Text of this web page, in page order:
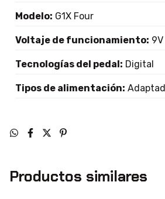
Modelo: G1X Four
Voltaje de funcionamiento: 9V
Tecnologías del pedal: Digital
Tipos de alimentación:
Productos similares